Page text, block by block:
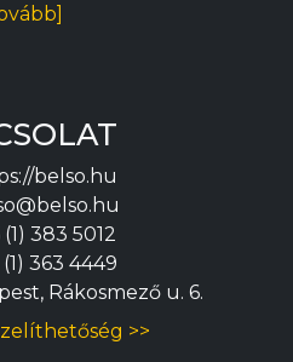
belso.hu
383 5012
363 4449
Rákosmező u. 6.
>>